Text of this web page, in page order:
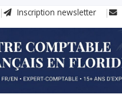
Inscription newsletter